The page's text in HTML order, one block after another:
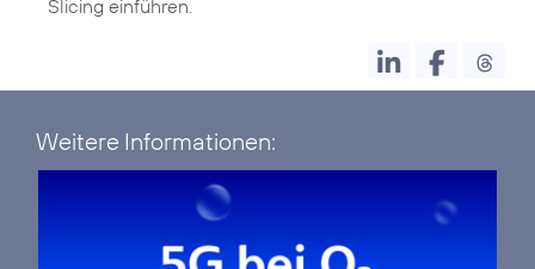
Slicing einführen.
Weitere Informationen: